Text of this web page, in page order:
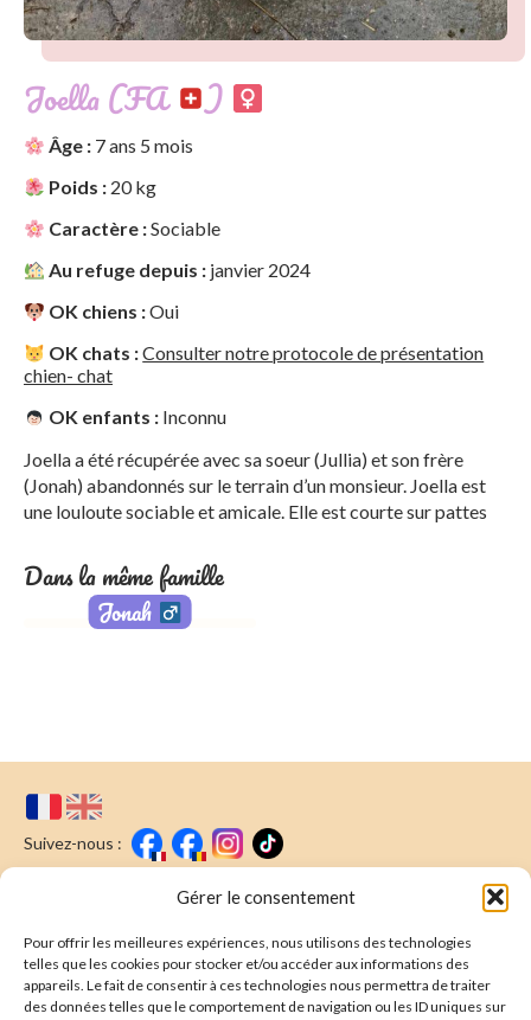
Gérer le consentement
Pour offrir les meilleures expériences, nous utilisons des technologies
telles que les cookies pour stocker et/ou accéder aux informations des
appareils. Le fait de consentir à ces technologies nous permettra de traiter
des données telles que le comportement de navigation ou les ID uniques sur
Joella (FA )
Âge : 7 ans 5 mois
Poids : 20 kg
Caractère :Sociable
Au refuge depuis : janvier 2024
OK chiens :Oui
OK chats :Consulter notre protocole de présentation
chien- chat
OK enfants : Inconnu
Joella a été récupérée avec sa soeur (Jullia) et son frère
(Jonah) abandonnés sur le terrain d’un monsieur. Joella est
une louloute sociable et amicale. Elle est courte sur pattes
Dans la même famille
Jonah
Suivez-nous :
Nous écrire
Newsletter
E-mail* : Souscrire